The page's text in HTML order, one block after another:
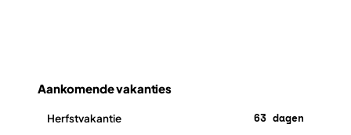
Aankomende vakanties
Herfstvakantie 63 dagen